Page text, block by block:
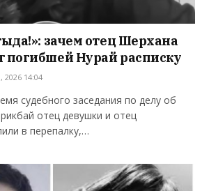
зачем отец Шерхана
погибшей Нурай расписку
2026 14:04
судебного заседания по делу об
отец девушки и отец
в перепалку,…